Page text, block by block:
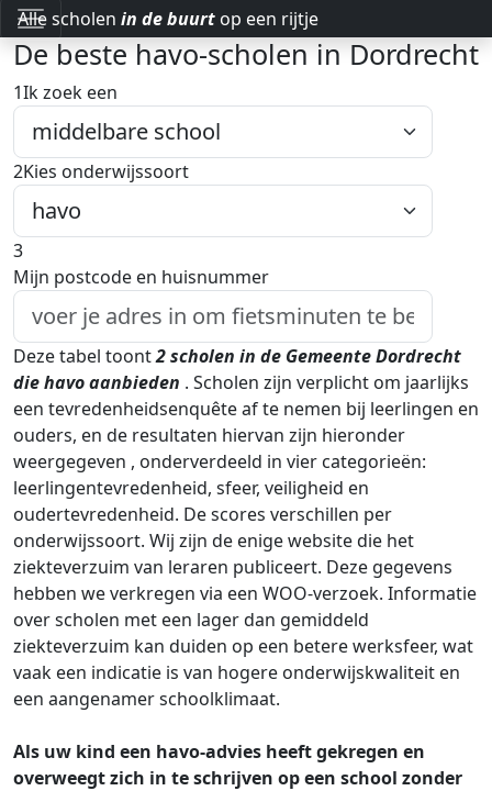
Alle scholen in de buurt op een rijtje
De beste havo-scholen in Dordrecht
1Ik zoek een
2Kies onderwijssoort
3
Mijn postcode en huisnummer
Deze tabel toont2scholen in de Gemeente Dordrecht
die havo aanbieden . Scholen zijn verplicht om jaarlijks
een tevredenheidsenquête af te nemen bij leerlingen en
ouders, en de resultaten hiervan zijn hieronder
weergegeven , onderverdeeld in vier categorieën:
leerlingentevredenheid, sfeer, veiligheid en
oudertevredenheid. De scores verschillen per
onderwijssoort. Wij zijn de enige website die het
ziekteverzuim van leraren publiceert. Deze gegevens
hebben we verkregen via een WOO-verzoek. Informatie
over scholen met een lager dan gemiddeld
ziekteverzuim kan duiden op een betere werksfeer, wat
vaak een indicatie is van hogere onderwijskwaliteit en
een aangenamer schoolklimaat.
Als uw kind een havo-advies heeft gekregen en
overweegt zich in te schrijven op een school zonder